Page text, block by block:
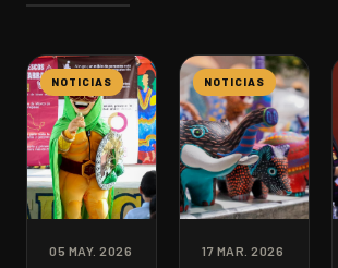
NOTICIAS
05 MAY. 2026
NOTICIAS
17 MAR. 2026